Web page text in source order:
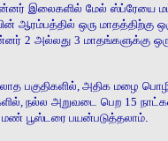
இலைகளில் மேல் ஸ்ப்ரேயை
ஆரம்பத்தில் ஒரு மாதத்திற்கு
2 அல்லது 3 மாதங்களுக்கு
பகுதிகளில் அதிக மழை
நல்ல அறுவடை பெற 15
மண் பூஸ்டரை பயன்படுத்தலாம்.